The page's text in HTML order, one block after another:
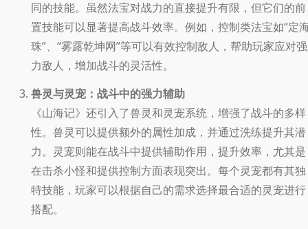
同的技能。虽然法宝对战力的直接提升有限，但它们的前
置技能可以显著提高战斗效率。例如，控制类法宝如“定
珠”、“雾露乾坤网”等可以有效控制敌人，帮助玩家应对强
力敌人，增加战斗的灵活性。
兽灵与灵宠：战斗中的强力辅助
《山海记》还引入了兽灵和灵宠系统，增强了战斗的多样
性。兽灵可以提供额外的属性加成，并通过洗练提升其潜
力。灵宠则能在战斗中提供辅助作用，提升效率，尤其是
在击杀小怪和提供控制方面表现突出。每个灵宠都有其独
特技能，玩家可以根据自己的需求选择最合适的灵宠进行
搭配。